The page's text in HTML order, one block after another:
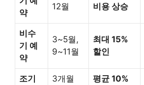
약
12월
비용 상승
비수
기 예
약
3~5월,
9~11월
최대 15%
할인
조기
3개월
평균 10%